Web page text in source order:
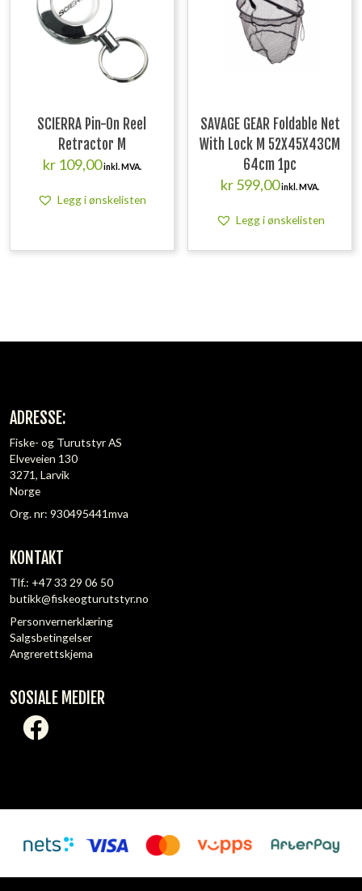
SCIERRA Pin-On Reel
Retractor M
kr109,00inkl. MVA.
Legg i ønskelisten
SAVAGE GEAR Foldable Net
With Lock M 52X45X43CM
64cm 1pc
kr599,00inkl. MVA.
Legg i ønskelisten
ADRESSE:
Fiske- og Turutstyr AS
Elveveien 130
3271, Larvik
Norge
Org. nr: 930495441mva
KONTAKT
Tlf.: +47 33 29 06 50
butikk@fiskeogturutstyr.no
Personvernerklæring
Salgsbetingelser
Angrerettskjema
SOSIALE MEDIER